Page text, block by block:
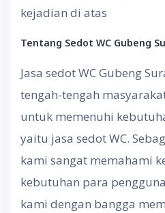
kejadian di atas
Tentang Sedot WC Gubeng
Jasa sedot WC Gubeng
tengah-tengah
untuk memenuhi
yaitu jasa sedot WC.
kami sangat memahami
kebutuhan para
kami dengan bangga